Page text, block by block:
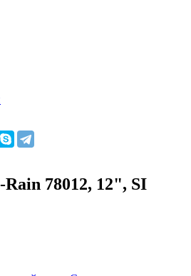
78012, 12", SI